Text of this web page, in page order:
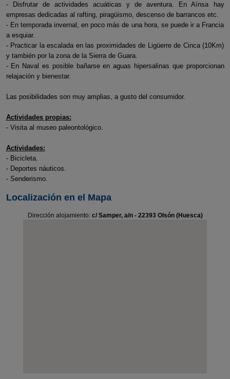
- Disfrutar de actividades acuáticas y de aventura. En Aínsa hay
empresas dedicadas al rafting, piragüismo, descenso de barrancos etc.
- En temporada invernal, en poco más de una hora, se puede ir a Francia
a esquiar.
- Practicar la escalada en las proximidades de Ligüerre de Cinca (10Km)
y también por la zona de la Sierra de Guara.
- En Naval es posible bañarse en aguas hipersalinas que proporcionan
relajación y bienestar.
Las posibilidades son muy amplias, a gusto del consumidor.
Actividades propias:
- Visita al museo paleontológico.
Actividades:
- Bicicleta.
- Deportes náuticos.
- Senderismo.
Localización en el Mapa
Dirección alojamiento: c/ Samper, a/n - 22393 Olsón (Huesca)